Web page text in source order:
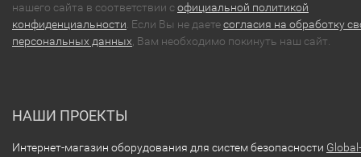
нашего сайта в соответствии софициальной политикой
конфиденциальности . Если Вы не даетесогласия на обработку
персональных данных , Вам необходимо покинуть наш сайт.
НАШИ ПРОЕКТЫ
Интернет-магазин оборудования для систем безопасности Global-